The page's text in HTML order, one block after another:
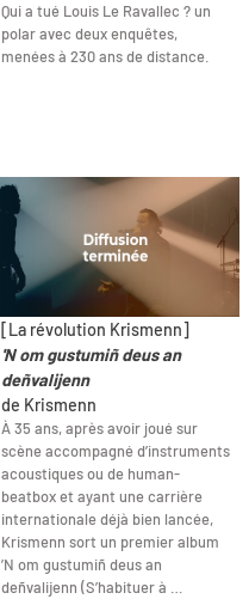
Qui a tué Louis Le Ravallec ? un
polar avec deux enquêtes,
menées à 230 ans de distance.
[La révolution Krismenn]
'N om gustumiñ deus an
deñvalijenn
de Krismenn
À 35 ans, après avoir joué sur
scène accompagné d’instruments
acoustiques ou de human-
beatbox et ayant une carrière
internationale déjà bien lancée,
Krismenn sort un premier album
’N om gustumiñ deus an
deñvalijenn (S’habituer à …